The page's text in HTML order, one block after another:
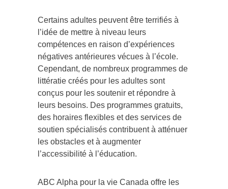
Certains adultes peuvent être terrifiés à
l’idée de mettre à niveau leurs
compétences en raison d’expériences
négatives antérieures vécues à l’école.
Cependant, de nombreux programmes de
littératie créés pour les adultes sont
conçus pour les soutenir et répondre à
leurs besoins. Des programmes gratuits,
des horaires flexibles et des services de
soutien spécialisés contribuent à atténuer
les obstacles et à augmenter
l’accessibilité à l’éducation.
ABC Alpha pour la vie Canada offre les